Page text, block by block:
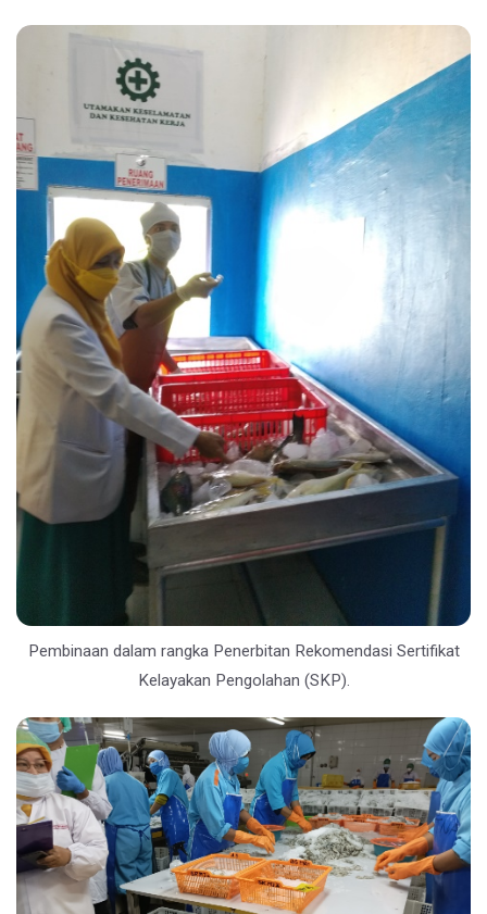
Pembinaan dalam rangka Penerbitan Rekomendasi Sertifikat
Kelayakan Pengolahan (SKP).